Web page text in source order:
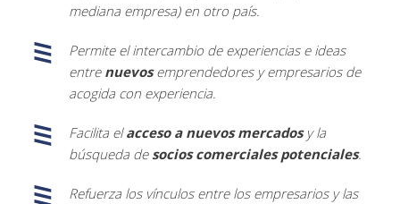
mediana empresa) en otro país.
Permite el intercambio de experiencias e ideas
entre nuevosemprendedores y empresarios de
acogida con experiencia.
Facilita elacceso a nuevos mercados y la
búsqueda de socios comerciales potenciales.
Refuerza los vínculos entre los empresarios y las